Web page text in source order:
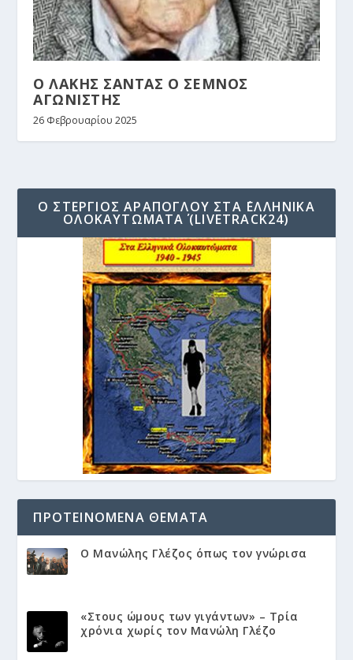
Ο ΛΑΚΗΣ ΣΑΝΤΑΣ Ο ΣΕΜΝΟΣ
ΑΓΩΝΙΣΤΗΣ
26 Φεβρουαρίου 2025
Ο ΣΤΈΡΓΙΟΣ ΑΡΆΠΟΓΛΟΥ ΣΤΑ ΄ΕΛΛΗΝΙΚΆ
ΟΛΟΚΑΥΤΏΜΑΤΑ΄ (LIVETRACK24)
ΠΡΟΤΕΙΝΌΜΕΝΑ ΘΈΜΑΤΑ
Ο Μανώλης Γλέζος όπως τον γνώρισα
«Στους ώμους των γιγάντων» – Τρία
χρόνια χωρίς τον Μανώλη Γλέζο